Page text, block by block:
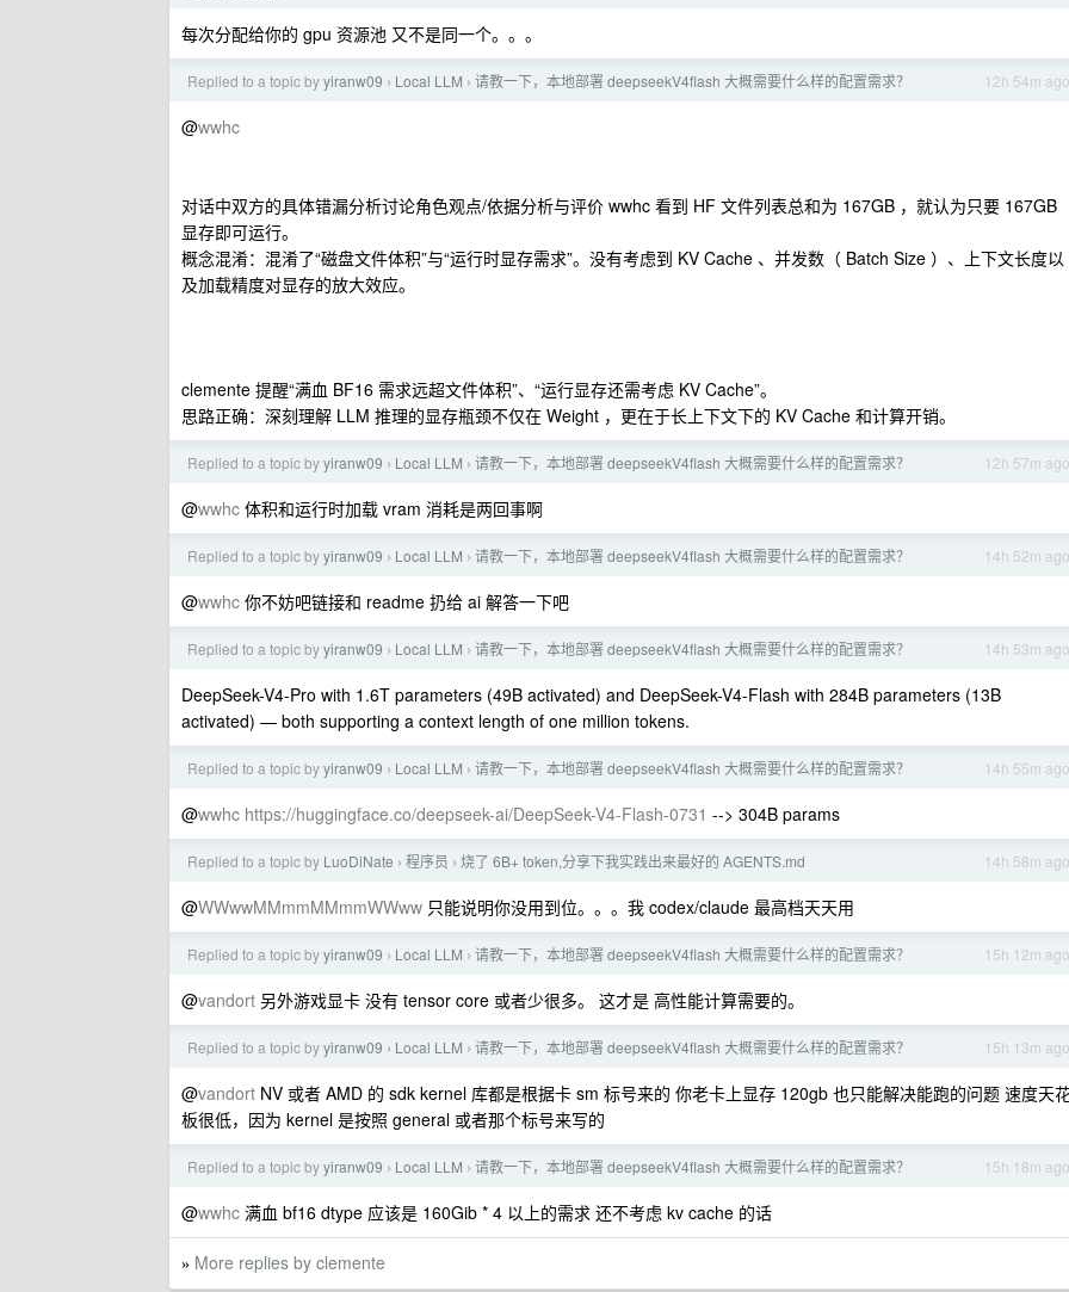
每次分配给你的 gpu 资源池 又不是同一个。。。
12h 54m ago
Replied to a topic byyiranw09 › Local LLM › 请教一下，本地部署 deepseekV4flash 大概需要什么样的配置需求？
@wwhc
对话中双方的具体错漏分析讨论角色观点/依据分析与评价 wwhc 看到 HF 文件列表总和为 167GB ，就认为只要 167GB
显存即可运行。
概念混淆：混淆了“磁盘文件体积”与“运行时显存需求”。没有考虑到 KV Cache 、并发数（ Batch Size ）、上下文长度以
及加载精度对显存的放大效应。
clemente 提醒“满血 BF16 需求远超文件体积”、“运行显存还需考虑 KV Cache”。
思路正确：深刻理解 LLM 推理的显存瓶颈不仅在 Weight ，更在于长上下文下的 KV Cache 和计算开销。
12h 57m ago
Replied to a topic byyiranw09 › Local LLM › 请教一下，本地部署 deepseekV4flash 大概需要什么样的配置需求？
@wwhc 体积和运行时加载 vram 消耗是两回事啊
14h 52m ago
Replied to a topic byyiranw09 › Local LLM › 请教一下，本地部署 deepseekV4flash 大概需要什么样的配置需求？
@wwhc 你不妨吧链接和 readme 扔给 ai 解答一下吧
14h 53m ago
Replied to a topic byyiranw09 › Local LLM › 请教一下，本地部署 deepseekV4flash 大概需要什么样的配置需求？
DeepSeek-V4-Pro with 1.6T parameters (49B activated) and DeepSeek-V4-Flash with 284B parameters (13B
activated) — both supporting a context length of one million tokens.
14h 55m ago
Replied to a topic byyiranw09 › Local LLM › 请教一下，本地部署 deepseekV4flash 大概需要什么样的配置需求？
@wwhc https://huggingface.co/deepseek-ai/DeepSeek-V4-Flash-0731 --> 304B params
14h 58m ago
Replied to a topic by LuoDiNate › 程序员 › 烧了 6B+ token,分享下我实践出来最好的 AGENTS.md
@WWwwMMmmMMmmWWww 只能说明你没用到位。。。我 codex/claude 最高档天天用
15h 12m ago
Replied to a topic byyiranw09 › Local LLM › 请教一下，本地部署 deepseekV4flash 大概需要什么样的配置需求？
@vandort 另外游戏显卡 没有 tensor core 或者少很多。 这才是 高性能计算需要的。
15h 13m ago
Replied to a topic byyiranw09 › Local LLM › 请教一下，本地部署 deepseekV4flash 大概需要什么样的配置需求？
@vandort NV 或者 AMD 的 sdk kernel 库都是根据卡 sm 标号来的 你老卡上显存 120gb 也只能解决能跑的问题 速度天
板很低，因为 kernel 是按照 general 或者那个标号来写的
15h 18m ago
Replied to a topic byyiranw09 › Local LLM › 请教一下，本地部署 deepseekV4flash 大概需要什么样的配置需求？
@wwhc 满血 bf16 dtype 应该是 160Gib * 4 以上的需求 还不考虑 kv cache 的话
» More replies by clemente